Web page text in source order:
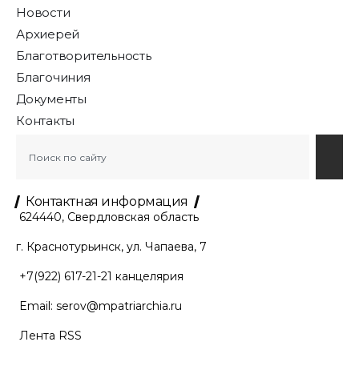
Новости
Архиерей
Благотворительность
Благочиния
Документы
Контакты
Контактная информация
624440, Свердловская область
г. Краснотурьинск, ул. Чапаева, 7
+7(922) 617-21-21 канцелярия
Email: serov@mpatriarchia.ru
Лента RSS